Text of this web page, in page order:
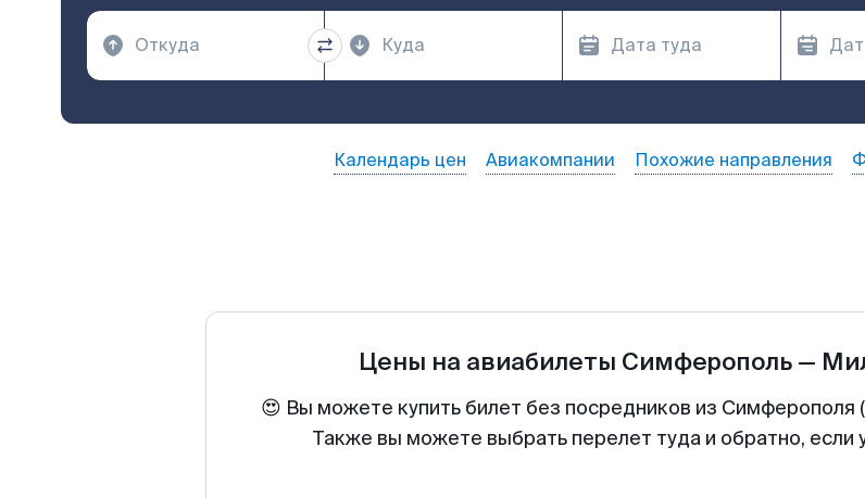
Календарь цен Авиакомпании Похожие направления
Цены на авиабилеты Симферополь—
😍 Вы можете купить билет без посредников из Симферополя
Также вы можете выбрать перелет туда и обратно, если